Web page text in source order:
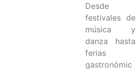
Desde
festivales de
música y
danza hasta
ferias
gastronómic